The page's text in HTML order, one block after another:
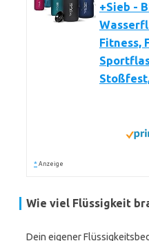
+Sieb -
Fitness,
* Anzeige
Wie viel Flüssigkeit
Dein eigener